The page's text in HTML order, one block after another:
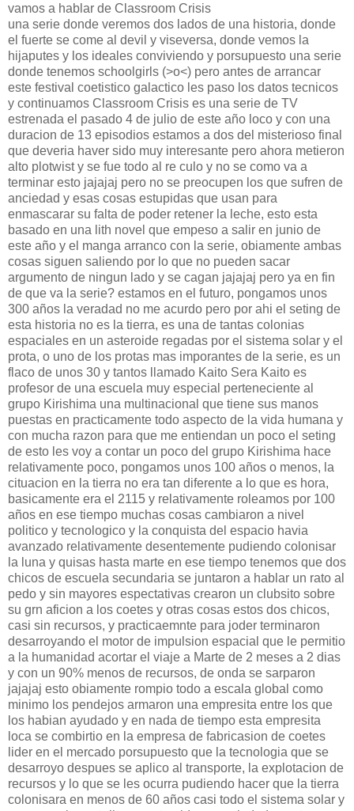
vamos a hablar de Classroom Crisis
una serie donde veremos dos lados de una historia, donde
el fuerte se come al devil y viseversa, donde vemos la
hijaputes y los ideales conviviendo y porsupuesto una serie
donde tenemos schoolgirls (>o<) pero antes de arrancar
este festival coetistico galactico les paso los datos tecnicos
y continuamos Classroom Crisis es una serie de TV
estrenada el pasado 4 de julio de este año loco y con una
duracion de 13 episodios estamos a dos del misterioso final
que deveria haver sido muy interesante pero ahora metieron
alto plotwist y se fue todo al re culo y no se como va a
terminar esto jajajaj pero no se preocupen los que sufren de
anciedad y esas cosas estupidas que usan para
enmascarar su falta de poder retener la leche, esto esta
basado en una lith novel que empeso a salir en junio de
este año y el manga arranco con la serie, obiamente ambas
cosas siguen saliendo por lo que no pueden sacar
argumento de ningun lado y se cagan jajajaj pero ya en fin
de que va la serie? estamos en el futuro, pongamos unos
300 años la veradad no me acurdo pero por ahi el seting de
esta historia no es la tierra, es una de tantas colonias
espaciales en un asteroide regadas por el sistema solar y el
prota, o uno de los protas mas imporantes de la serie, es un
flaco de unos 30 y tantos llamado Kaito Sera Kaito es
profesor de una escuela muy especial perteneciente al
grupo Kirishima una multinacional que tiene sus manos
puestas en practicamente todo aspecto de la vida humana y
con mucha razon para que me entiendan un poco el seting
de esto les voy a contar un poco del grupo Kirishima hace
relativamente poco, pongamos unos 100 años o menos, la
cituacion en la tierra no era tan diferente a lo que es hora,
basicamente era el 2115 y relativamente roleamos por 100
años en ese tiempo muchas cosas cambiaron a nivel
politico y tecnologico y la conquista del espacio havia
avanzado relativamente desentemente pudiendo colonisar
la luna y quisas hasta marte en ese tiempo tenemos que dos
chicos de escuela secundaria se juntaron a hablar un rato al
pedo y sin mayores espectativas crearon un clubsito sobre
su grn aficion a los coetes y otras cosas estos dos chicos,
casi sin recursos, y practicaemnte para joder terminaron
desarroyando el motor de impulsion espacial que le permitio
a la humanidad acortar el viaje a Marte de 2 meses a 2 dias
y con un 90% menos de recursos, de onda se sarparon
jajajaj esto obiamente rompio todo a escala global como
minimo los pendejos armaron una empresita entre los que
los habian ayudado y en nada de tiempo esta empresita
loca se combirtio en la empresa de fabricasion de coetes
lider en el mercado porsupuesto que la tecnologia que se
desarroyo despues se aplico al transporte, la explotacion de
recursos y lo que se les ocurra pudiendo hacer que la tierra
colonisara en menos de 60 años casi todo el sistema solar y